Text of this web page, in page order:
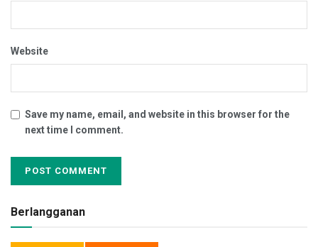
Website
Save my name, email, and website in this browser for the
next time I comment.
Berlangganan